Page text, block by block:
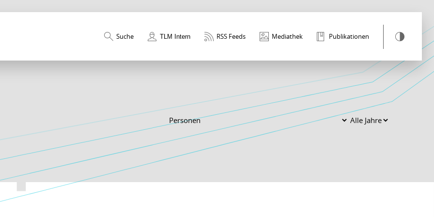
Suche TLM Intern RSS Feeds Mediathek Publikationen